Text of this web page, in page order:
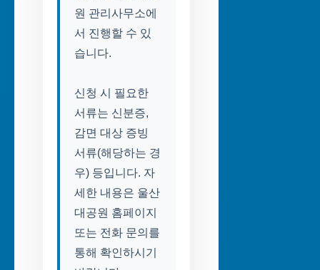
원 관리사무소에
서 진행할 수 있
습니다.
신청 시 필요한
서류는 신분증,
감면 대상 증빙
서류(해당하는 경
우) 등입니다. 자
세한 내용은 울산
대공원 홈페이지
또는 전화 문의를
통해 확인하시기